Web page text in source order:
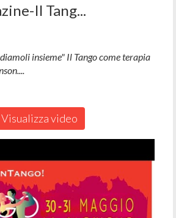
Il Tang...
insieme" Il Tango come terapia
Visualizza video